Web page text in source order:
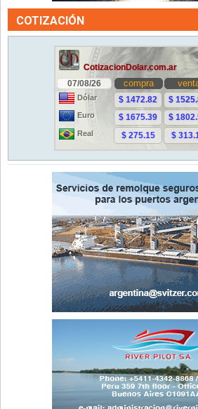
COTIZACIÓN